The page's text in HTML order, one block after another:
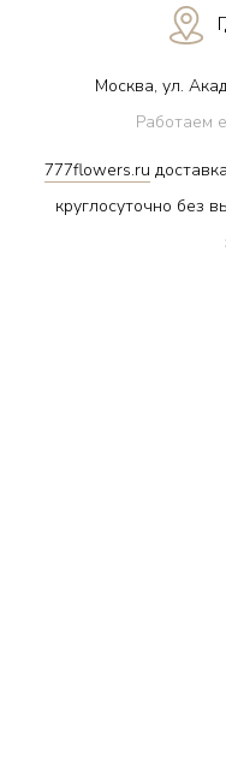
Москва, ул.
Работаем
777flowers.ru
круглосуточно без